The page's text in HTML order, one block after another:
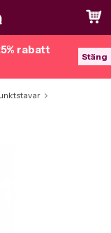
rabatt
Stäng